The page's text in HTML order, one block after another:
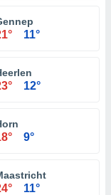
11°
12°
9°
11°